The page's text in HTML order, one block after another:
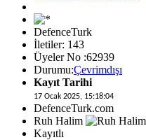
DefenceTurk
İletiler: 143
Üyeler No :62939
Durumu:Çevrimdışı
Kayıt Tarihi
17 Ocak 2025, 15:18:04
DefenceTurk.com
Ruh Halim
Kayıtlı